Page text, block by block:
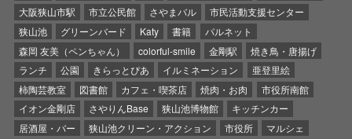
大阪狭山市駅
市立公民館 さやまバル
市民活動支援センター
狭山池
グリーンバード Katy 書籍
パルネット
森岡 友美（ペンちゃん）
colorful-smile 金剛駅
焼き鳥・唐揚げ
ランチ
公園 きらっとぴあ イルミネーション
亜登里絵
柿陶芸教室
図書館 カフェ・喫茶店 焼肉・お肉
市役所南館
イオン金剛店
さやりんBase 狭山池博物館
キッチンカー
居酒屋・バー
狭山池クリーン・アクション 市役所
マルシェ